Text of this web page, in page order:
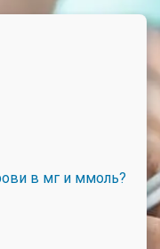
в мг и ммоль?